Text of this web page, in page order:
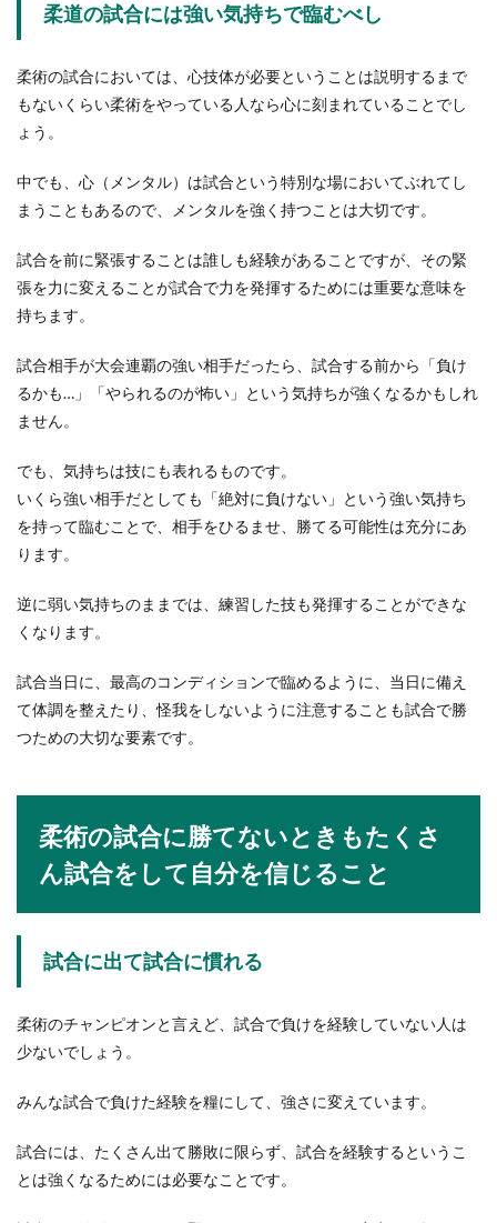
柔道の試合には強い気持ちで臨むべし
柔術の試合においては、心技体が必要ということは説明するまで
もないくらい柔術をやっている人なら心に刻まれていることでし
ょう。
中でも、心（メンタル）は試合という特別な場においてぶれてし
まうこともあるので、メンタルを強く持つことは大切です。
試合を前に緊張することは誰しも経験があることですが、その緊
張を力に変えることが試合で力を発揮するためには重要な意味を
持ちます。
試合相手が大会連覇の強い相手だったら、試合する前から「負け
るかも…」「やられるのが怖い」という気持ちが強くなるかもしれ
ません。
でも、気持ちは技にも表れるものです。
いくら強い相手だとしても「絶対に負けない」という強い気持ち
を持って臨むことで、相手をひるませ、勝てる可能性は充分にあ
ります。
逆に弱い気持ちのままでは、練習した技も発揮することができな
くなります。
試合当日に、最高のコンディションで臨めるように、当日に備え
て体調を整えたり、怪我をしないように注意することも試合で勝
つための大切な要素です。
柔術の試合に勝てないときもたくさ
ん試合をして自分を信じること
試合に出て試合に慣れる
柔術のチャンピオンと言えど、試合で負けを経験していない人は
少ないでしょう。
みんな試合で負けた経験を糧にして、強さに変えています。
試合には、たくさん出て勝敗に限らず、試合を経験するというこ
とは強くなるためには必要なことです。